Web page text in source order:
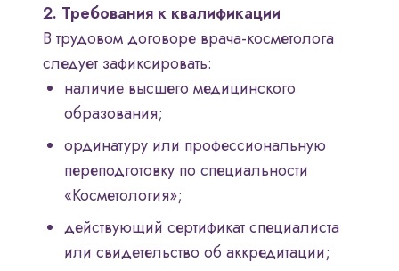
2. Требования к квалификации
В трудовом договоре врача-косметолога
следует зафиксировать:
наличие высшего медицинского
образования;
ординатуру или профессиональную
переподготовку по специальности
«Косметология»;
действующий сертификат специалиста
или свидетельство об аккредитации;